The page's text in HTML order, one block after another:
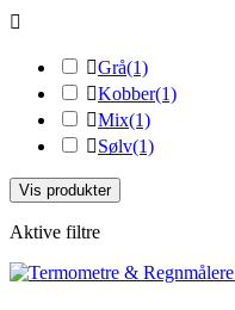

Grå(1)
Kobber(1)
Mix(1)
Sølv(1)
Vis produkter
Aktive filtre